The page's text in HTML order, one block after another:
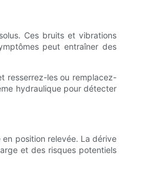
Ces bruits et vibrations
peut entraîner des
resserrez-les ou remplacez-
hydraulique pour détecter
position relevée. La dérive
et des risques potentiels